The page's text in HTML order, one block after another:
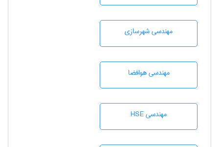
مهندسی شهرسازی
مهندسی هوافضا
مهندسی HSE